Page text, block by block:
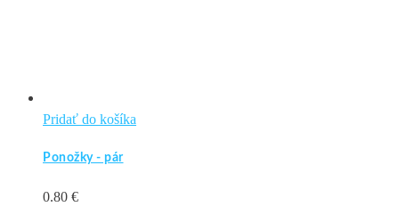
Pridať do košíka
Ponožky - pár
0.80 €